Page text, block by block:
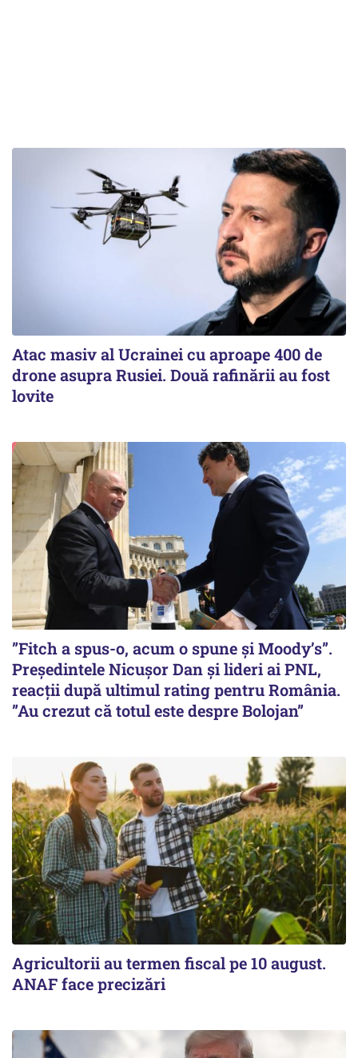
Atac masiv al Ucrainei cu aproape 400 de
drone asupra Rusiei. Două rafinării au fost
lovite
”Fitch a spus-o, acum o spune și Moody’s”.
Președintele Nicușor Dan și lideri ai PNL,
reacții după ultimul rating pentru România.
”Au crezut că totul este despre Bolojan”
Agricultorii au termen fiscal pe 10 august.
ANAF face precizări